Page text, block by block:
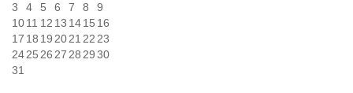
3
4 5 6 7 8
9
1011 12 13 1415 16
17 18 19 2021 22 23
2425 26 27 28 29 30
31